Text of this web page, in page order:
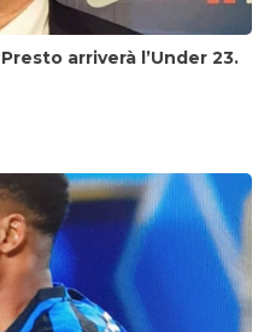
arriverà l’Under 23.